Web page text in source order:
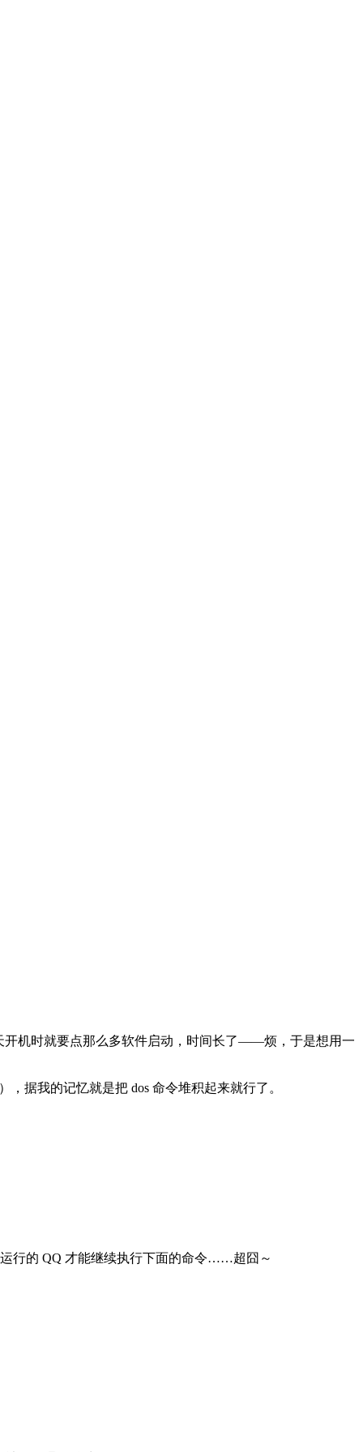
开机时就要点那么多软件启动，时间长了——烦，于是想用一
据我的记忆就是把 dos 命令堆积起来就行了。
行的 QQ 才能继续执行下面的命令……超囧～